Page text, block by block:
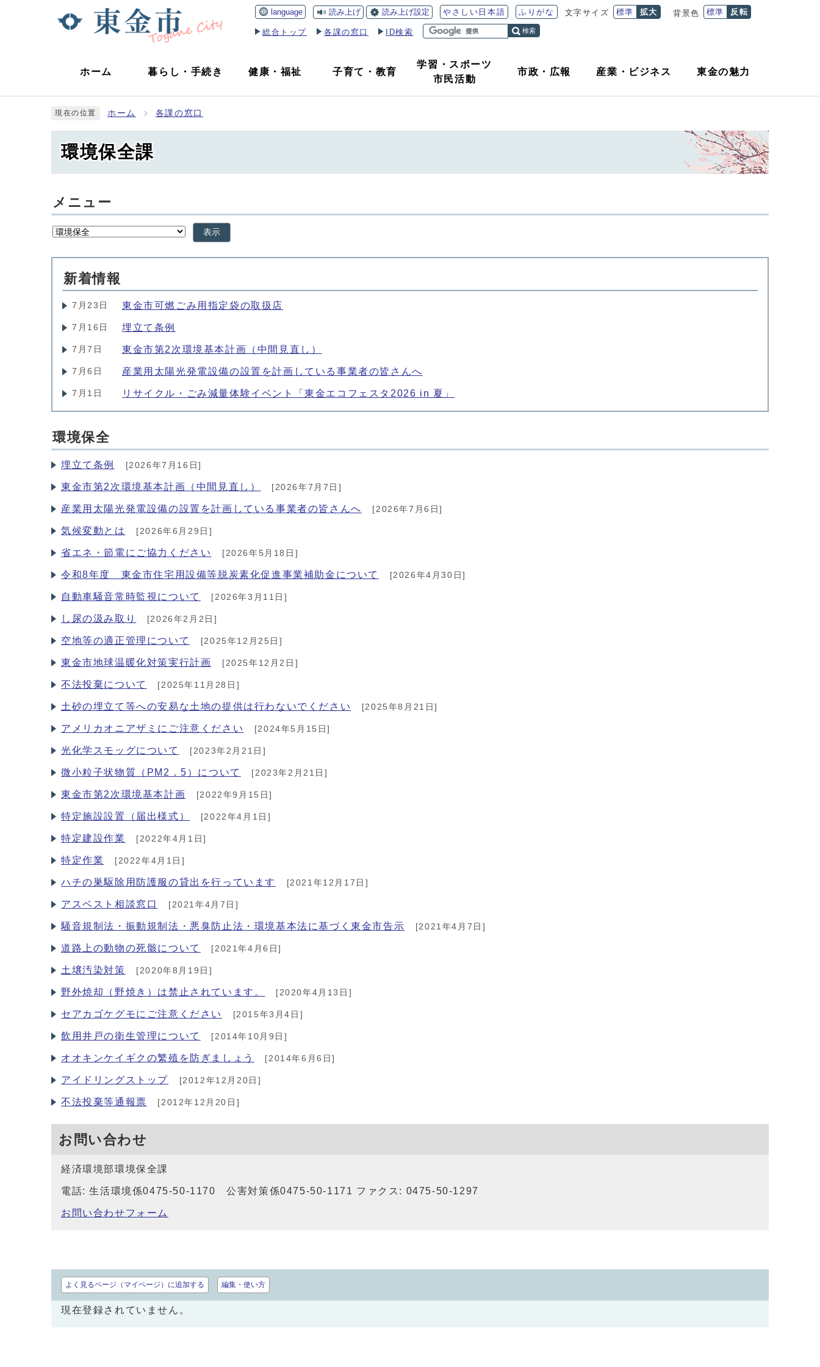
language 読み上げ 読み上げ設定 やさしい日本語 ふりがな 文字サイズ 標準 拡大 背景色 標準 反転
総合トップ 各課の窓口 ID検索 検索
ホーム 暮らし ・ 手続き 健康 ・福祉 子育て ・ 教育
学習・スポーツ
市民活動
市政 ・ 広報 産業 ・ ビジネス 東金の魅力
現在の位置 ホーム 各課の窓口
環境保全課
メニュー
表示
新着情報
7月23日 東金市可燃ごみ用指定袋の取扱店
7月16日 埋立て条例
7月7日 東金市第2次環境基本計画（中間見直し）
7月6日 産業用太陽光発電設備の設置を計画している事業者の皆さんへ
7月1日 リサイクル・ごみ減量体験イベント「東金エコフェスタ2026 in 夏」
環境保全
埋立て条例 [2026年7月16日]
東金市第2次環境基本計画（中間見直し） [2026年7月7日]
産業用太陽光発電設備の設置を計画している事業者の皆さんへ [2026年7月6日]
気候変動とは [2026年6月29日]
省エネ・節電にご協力ください [2026年5月18日]
令和8年度 東金市住宅用設備等脱炭素化促進事業補助金について [2026年4月30日]
自動車騒音常時監視について [2026年3月11日]
し尿の汲み取り [2026年2月2日]
空地等の適正管理について [2025年12月25日]
東金市地球温暖化対策実行計画 [2025年12月2日]
不法投棄について [2025年11月28日]
土砂の埋立て等への安易な土地の提供は行わないでください [2025年8月21日]
アメリカオニアザミにご注意ください [2024年5月15日]
光化学スモッグについて [2023年2月21日]
微小粒子状物質（PM2．5）について [2023年2月21日]
東金市第2次環境基本計画 [2022年9月15日]
特定施設設置（届出様式） [2022年4月1日]
特定建設作業 [2022年4月1日]
特定作業 [2022年4月1日]
ハチの巣駆除用防護服の貸出を行っています [2021年12月17日]
アスベスト相談窓口 [2021年4月7日]
騒音規制法・振動規制法・悪臭防止法・環境基本法に基づく東金市告示 [2021年4月7日]
道路上の動物の死骸について [2021年4月6日]
土壌汚染対策 [2020年8月19日]
野外焼却（野焼き）は禁止されています。 [2020年4月13日]
セアカゴケグモにご注意ください [2015年3月4日]
飲用井戸の衛生管理について [2014年10月9日]
オオキンケイギクの繁殖を防ぎましょう [2014年6月6日]
アイドリングストップ [2012年12月20日]
不法投棄等通報票 [2012年12月20日]
お問い合わせ
経済環境部環境保全課
電話: 生活環境係0475-50-1170 公害対策係0475-50-1171 ファクス: 0475-50-1297
お問い合わせフォーム
よく見るページ（マイページ）に追加する 編集・使い方
現在登録されていません。